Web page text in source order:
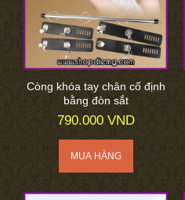
Còng khóa tay chân cố định
bằng đòn sắt
790.000 VND